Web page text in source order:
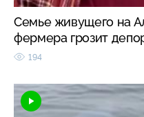
Семье живущего на
фермера грозит
194